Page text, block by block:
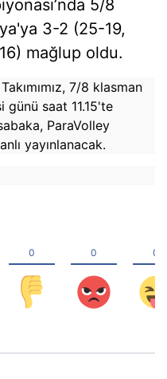
5/8
3-2 (25-19,
mağlup oldu.
7/8 klasman
günü saat 11.15'te
ParaVolley
yayınlanacak.